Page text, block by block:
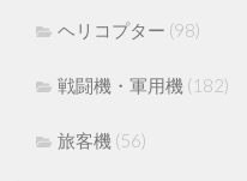
ヘリコプター (98)
戦闘機・軍用機 (182)
旅客機 (56)